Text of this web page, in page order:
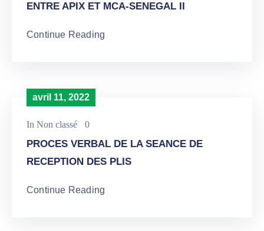
ENTRE APIX ET MCA-SENEGAL II
Continue Reading
avril 11, 2022
In Non classé 0
PROCES VERBAL DE LA SEANCE DE
RECEPTION DES PLIS
Continue Reading